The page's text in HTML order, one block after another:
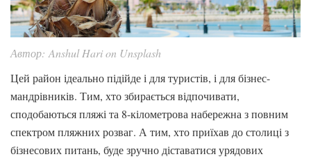
Автор: Anshul Hari on Unsplash
Цей район ідеально підійде і для туристів, і для бізнес-
мандрівників. Тим, хто збирається відпочивати,
сподобаються пляжі та 8-кілометрова набережна з повним
спектром пляжних розваг. А тим, хто приїхав до столиці з
бізнесових питань, буде зручно діставатися урядових